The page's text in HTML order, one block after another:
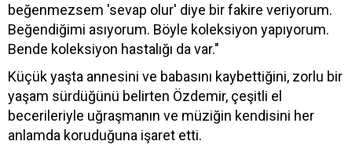
beğenmezsem 'sevap olur' diye bir fakire veriyorum.
Beğendiğimi asıyorum. Böyle koleksiyon yapıyorum.
Bende koleksiyon hastalığı da var."
Küçük yaşta annesini ve babasını kaybettiğini, zorlu bir
yaşam sürdüğünü belirten Özdemir, çeşitli el
becerileriyle uğraşmanın ve müziğin kendisini her
anlamda koruduğuna işaret etti.